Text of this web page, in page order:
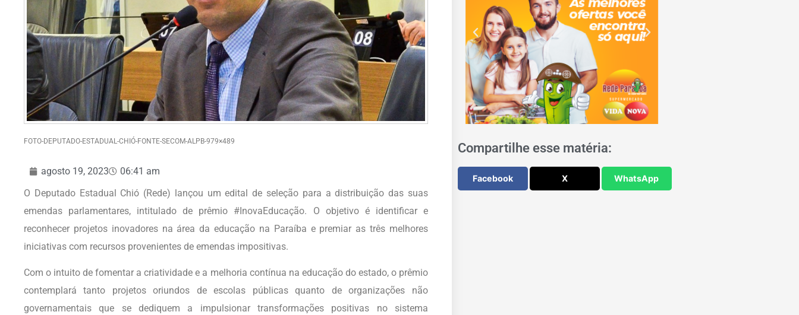
FOTO-DEPUTADO-ESTADUAL-CHIÓ-FONTE-SECOM-ALPB-979×489
agosto 19, 2023
06:41 am
O Deputado Estadual Chió (Rede) lançou um edital de seleção para a distribuição das suas
emendas parlamentares, intitulado de prêmio #InovaEducação. O objetivo é identificar e
reconhecer projetos inovadores na área da educação na Paraíba e premiar as três melhores
iniciativas com recursos provenientes de emendas impositivas.
Com o intuito de fomentar a criatividade e a melhoria contínua na educação do estado, o prêmio
contemplará tanto projetos oriundos de escolas públicas quanto de organizações não
governamentais que se dediquem a impulsionar transformações positivas no sistema
Compartilhe esse matéria:
Facebook X WhatsApp